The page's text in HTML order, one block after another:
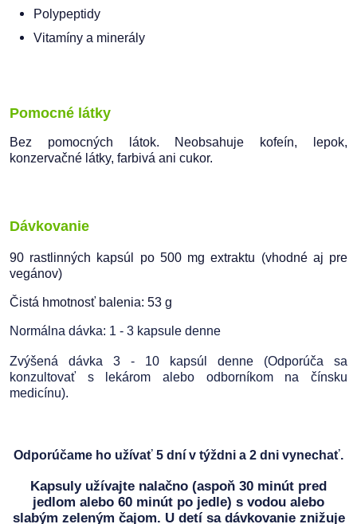
Polypeptidy
Vitamíny a minerály
Pomocné látky
Bez pomocných látok. Neobsahuje kofeín, lepok,
konzervačné látky, farbivá ani cukor.
Dávkovanie
90 rastlinných kapsúl po 500 mg extraktu (vhodné aj pre
vegánov)
Čistá hmotnosť balenia: 53 g
Normálna dávka: 1 - 3 kapsule denne
Zvýšená dávka 3 - 10 kapsúl denne (Odporúča sa
konzultovať s lekárom alebo odborníkom na čínsku
medicínu).
Odporúčame ho užívať 5 dní v týždni a 2 dni vynechať.
Kapsuly užívajte nalačno (aspoň 30 minút pred
jedlom alebo 60 minút po jedle) s vodou alebo
slabým zeleným čajom. U detí sa dávkovanie znižuje